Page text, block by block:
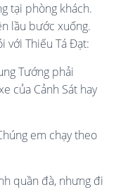
tại phòng khách.
lầu bước xuống.
với Thiếu Tá Đạt:
Tướng phải
của Cảnh Sát hay
em chạy theo
quần đà, nhưng đi